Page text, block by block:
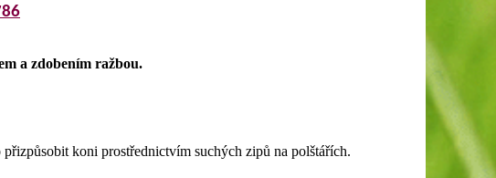
a zdobením ražbou.
koni prostřednictvím suchých zipů na polštářích.